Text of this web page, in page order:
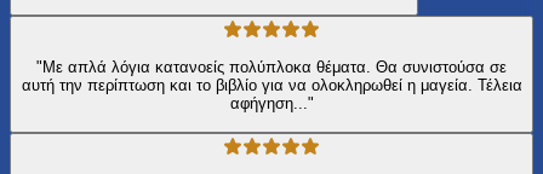
"Με απλά λόγια κατανοείς πολύπλοκα θέματα. Θα συνιστούσα σε
αυτή την περίπτωση και το βιβλίο για να ολοκληρωθεί η μαγεία. Τέλεια
αφήγηση..."